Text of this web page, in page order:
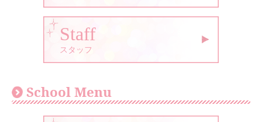
Staff
スタッフ
School Menu